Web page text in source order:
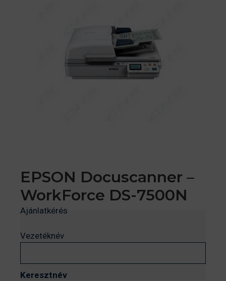
EPSON Docuscanner –
WorkForce DS-7500N
Ajánlatkérés
Vezetéknév
Keresztnév